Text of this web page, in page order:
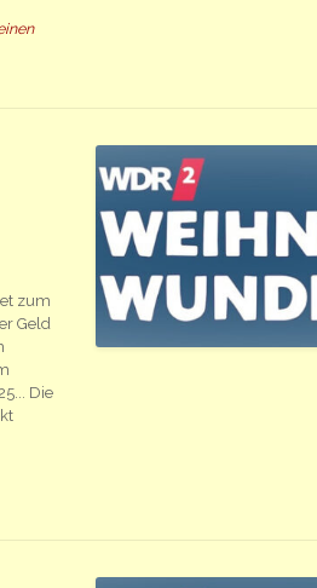
zum
Geld
Die